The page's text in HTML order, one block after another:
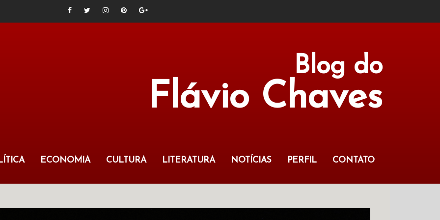
Blog do
Flávio Chaves
ECONOMIA CULTURA LITERATURA NOTÍCIAS PERFIL CONTATO